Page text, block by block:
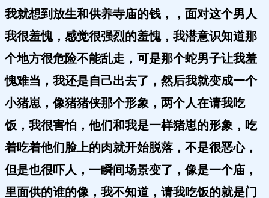
我就想到放生和供养寺庙的钱，，面对这个男人
我很羞愧，感觉很强烈的羞愧，我潜意识知道那
个地方很危险不能乱走，可是那个蛇男子让我羞
愧难当，我还是自己出去了，然后我就变成一个
小猪崽，像猪猪侠那个形象，两个人在请我吃
饭，我很害怕，他们和我是一样猪崽的形象，吃
着吃着他们脸上的肉就开始脱落，不是很恶心，
但是也很吓人，一瞬间场景变了，像是一个庙，
里面供的谁的像，我不知道，请我吃饭的就是门